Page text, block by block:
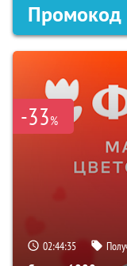
Промокод
-33%
02:44:34